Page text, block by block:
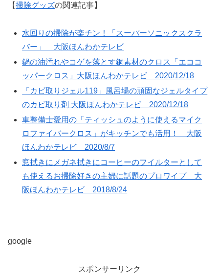
【掃除グッズの関連記事】
水回りの掃除が楽チン！「スーパーソニックスクラ
バー」 大阪ほんわかテレビ
鍋の油汚れやコゲを落とす銅素材のクロス「エココ
ッパークロス」大阪ほんわかテレビ 2020/12/18
「カビ取りジェル119」風呂場の頑固なジェルタイプ
のカビ取り剤 大阪ほんわかテレビ 2020/12/18
車整備士愛用の「ティッシュのように使えるマイク
ロファイバークロス」がキッチンでも活用！ 大阪
ほんわかテレビ 2020/8/7
窓拭きにメガネ拭きにコーヒーのフイルターとして
も使えるお掃除好きの主婦に話題のプロワイプ 大
阪ほんわかテレビ 2018/8/24
google
スポンサーリンク